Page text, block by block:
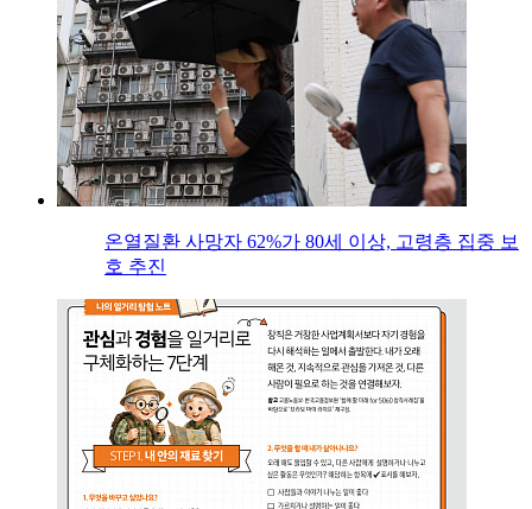
온열질환 사망자 62%가 80세 이상, 고령층 집중 보
호 추진